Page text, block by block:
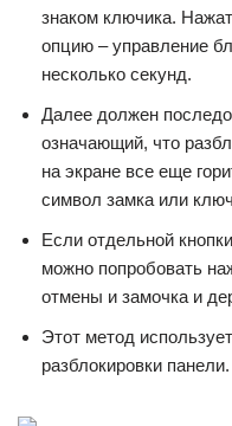
знаком ключика.
опцию – управление
несколько секунд.
Далее должен
означающий, что
на экране все еще
символ замка или
Если отдельной
можно попробовать
отмены и замочка и
Этот метод
разблокировки панели.